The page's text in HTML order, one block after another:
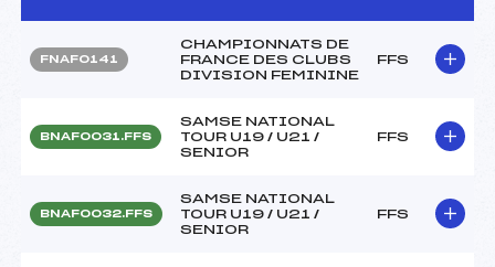
FNAF0141
CHAMPIONNATS DE
FRANCE DES CLUBS
DIVISION FEMININE
FFS
BNAF0031.FFS
SAMSE NATIONAL
TOUR U19 / U21 /
SENIOR
FFS
BNAF0032.FFS
SAMSE NATIONAL
TOUR U19 / U21 /
SENIOR
FFS